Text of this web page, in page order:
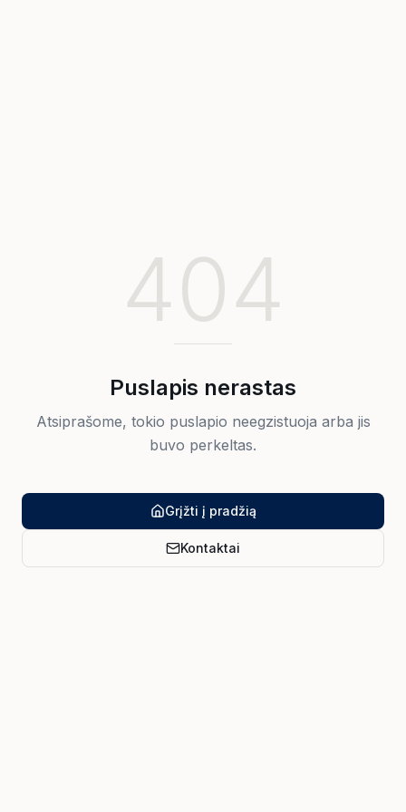
404
Puslapis nerastas
Atsiprašome, tokio puslapio neegzistuoja arba jis
buvo perkeltas.
Grįžti į pradžią
Kontaktai